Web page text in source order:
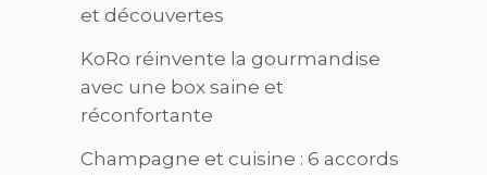
et découvertes
KoRo réinvente la gourmandise
avec une box saine et
réconfortante
Champagne et cuisine : 6 accords